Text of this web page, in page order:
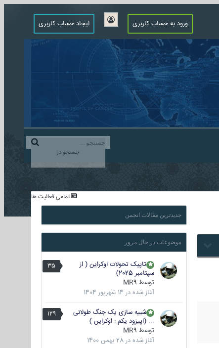
ورود به حساب کاربری ایجاد حساب کاربری
جستجو در
تمامی فعالیت ها
جدیدترین مقالات انجمن
موضوعات در حال مرور
35
تاپیک تحولات اوکراین ( از
سپتامبر 2025)
توسط MR9
آغاز شده در 14 شهریور 1404
129
شبیه سازی یک جنگ طولانی
... (اپیزود یکم : اوکراین )
توسط MR9
آغاز شده در 28 بهمن 1400